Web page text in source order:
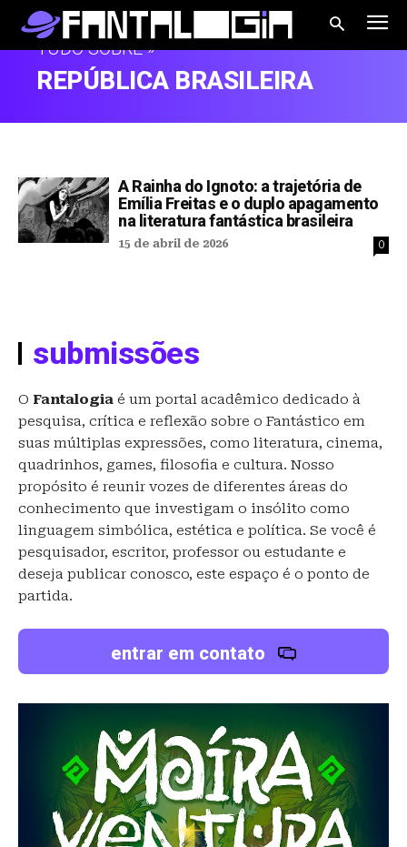
TUDO SOBRE »
REPÚBLICA BRASILEIRA
A Rainha do Ignoto: a trajetória de
Emília Freitas e o duplo apagamento
na literatura fantástica brasileira
15 de abril de 2026 0
submissões
O Fantalogia é um portal acadêmico dedicado à
pesquisa, crítica e reflexão sobre o Fantástico em
suas múltiplas expressões, como literatura, cinema,
quadrinhos, games, filosofia e cultura. Nosso
propósito é reunir vozes de diferentes áreas do
conhecimento que investigam o insólito como
linguagem simbólica, estética e política. Se você é
pesquisador, escritor, professor ou estudante e
deseja publicar conosco, este espaço é o ponto de
partida.
entrar em contato